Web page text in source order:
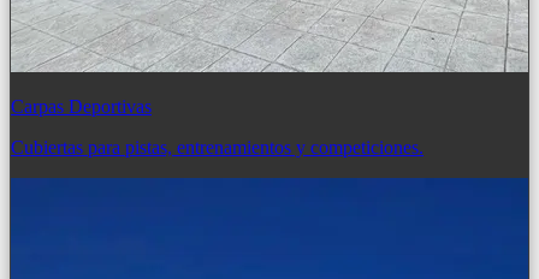
Carpas Deportivas
Cubiertas para pistas, entrenamientos y competiciones.